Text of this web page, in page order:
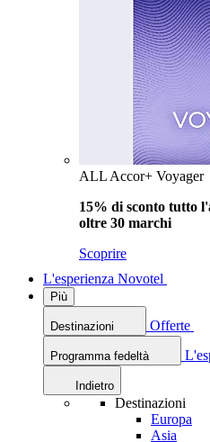
ALL Accor+ Voyager
15% di sconto tutto
oltre 30 marchi
Scoprire
L'esperienza Novotel
Più
Destinazioni Offerte
Programma fedeltà
Indietro
Destinazioni
Europa
Asia